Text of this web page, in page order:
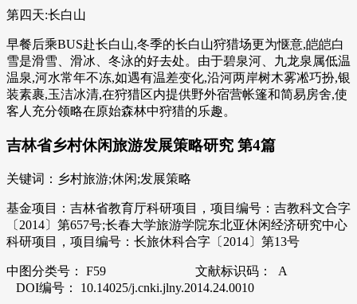
第四天:长白山
早餐后乘BUS赴长白山,冬季的长白山狩猎场更为惬意,皑皑白
雪是滑雪、滑冰、冬泳的好去处。由于碧泉河、九龙泉属低温
温泉,河水常年不冻,如遇有温差变化,沿河两岸树木雾凇巧扮,银
装素裹,玉洁冰清,在狩猎区内提供野外宿营帐篷和简易房舍,使
客人充分领略在原始森林中狩猎的乐趣。
吉林省乡村休闲旅游发展策略研究 第4篇
关键词：乡村旅游;休闲;发展策略
基金项目：吉林省教育厅科研项目，项目编号：吉教科文合字
〔2014〕第657号;长春大学旅游学院东北亚休闲经济研究中心
科研项目，项目编号：长旅休科合字〔2014〕第13号
中图分类号： F59 文献标识码： A
DOI编号： 10.14025/j.cnki.jlny.2014.24.0010